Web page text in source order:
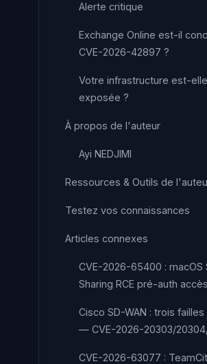
Alerte critique
Exchange Online est-il
CVE-2026-42897 ?
Votre infrastructure est-elle
exposée ?
À propos de l'auteur
Ayi NEDJIMI
Ressources & Outils de
Testez vos connaissances
Articles connexes
CVE-2026-65400 : macOS
Sharing RCE pré-auth
Cisco SD-WAN : trois failles
— CVE-2026-20303/
CVE-2026-63077 :